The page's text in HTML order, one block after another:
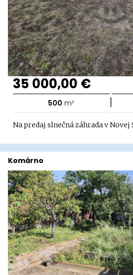
35 000,00 €
500 m² |
Na predaj slnečná záhrada v Novej
Komárno